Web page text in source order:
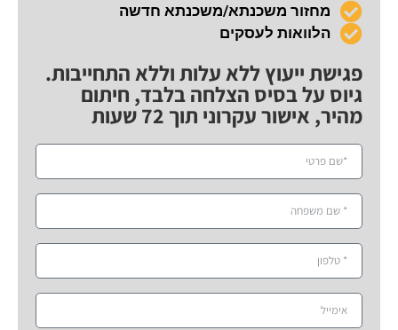
מחזור משכנתא/משכנתא חדשה
הלוואות לעסקים
פגישת ייעוץ ללא עלות וללא התחייבות.
גיוס על בסיס הצלחה בלבד, חיתום
מהיר, אישור עקרוני תוך 72 שעות